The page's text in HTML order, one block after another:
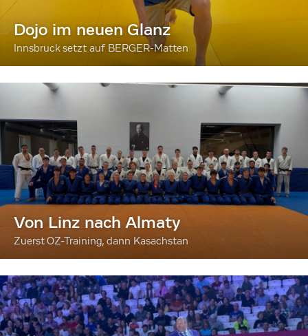
Dojo im neuen Glanz
Innsbruck setzt auf BERGER-Matten
Von Linz nach Almaty
Zuerst OZ-Training, dann Kasachstan